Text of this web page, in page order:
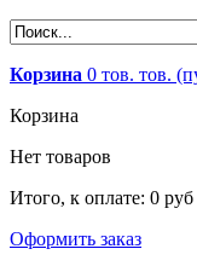
Корзина 0 тов. тов.
Корзина
Нет товаров
Итого, к оплате: 0 руб
Оформить заказ